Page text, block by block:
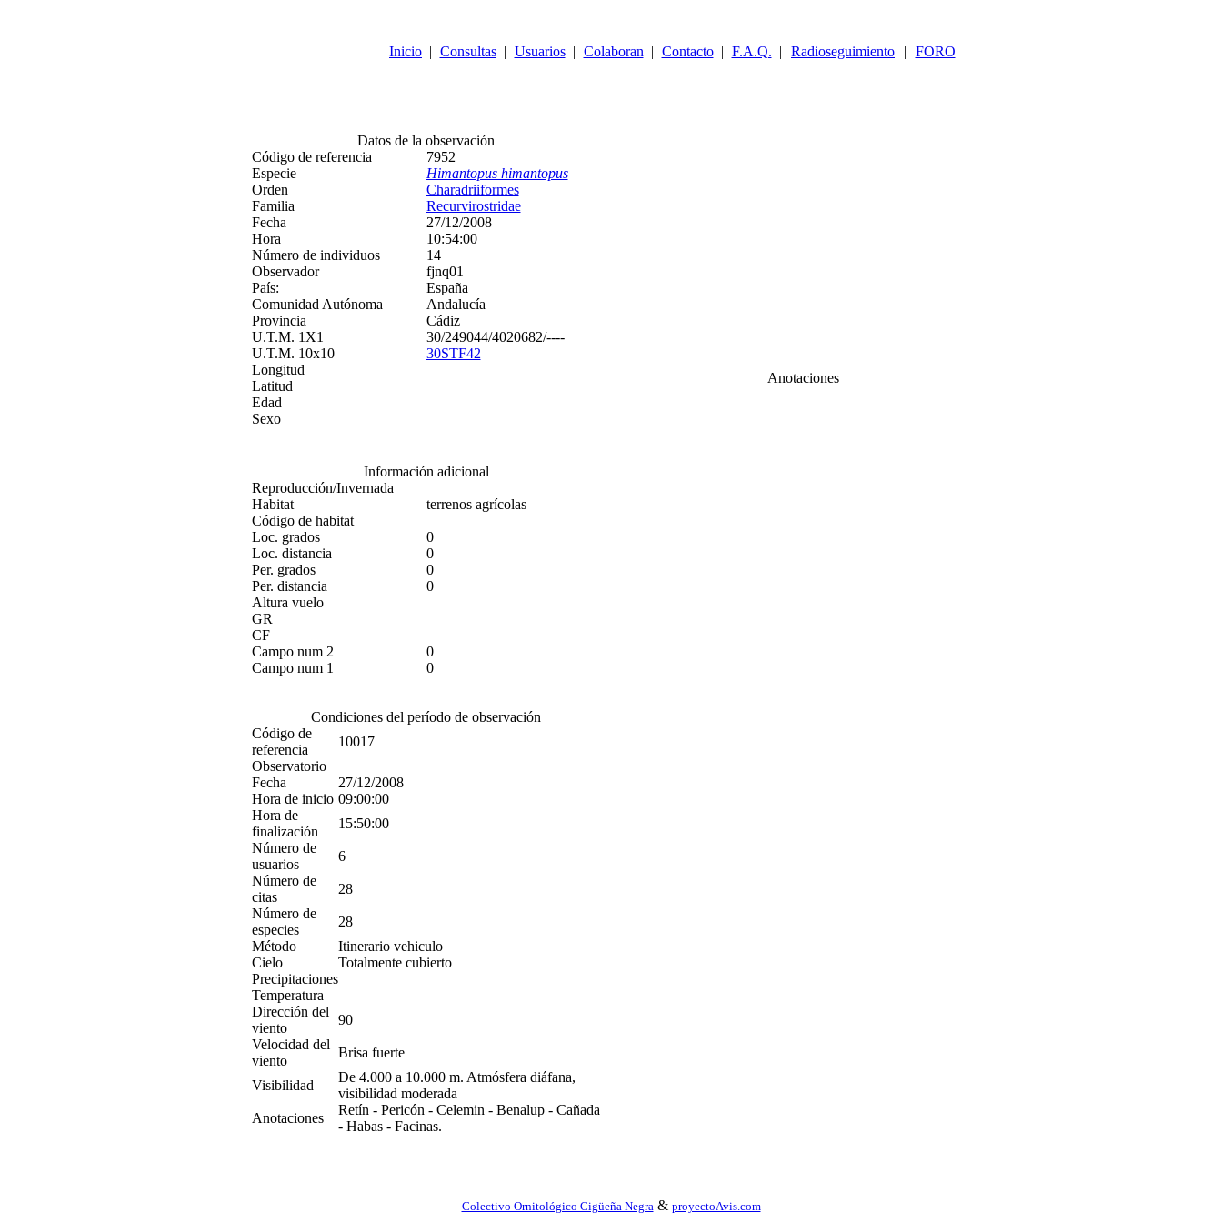
Inicio | Consultas | Usuarios | Colaboran | Contacto | F.A.Q. | Radioseguimiento | FORO
Datos de la observación
Código de referencia
7952
Especie
Himantopus himantopus
Orden
Charadriiformes
Familia
Recurvirostridae
Fecha
27/12/2008
Hora
10:54:00
Número de individuos
14
Observador
fjnq01
País:
España
Comunidad Autónoma
Andalucía
Provincia
Cádiz
U.T.M. 1X1
30/249044/4020682/----
U.T.M. 10x10
30STF42
Longitud
Latitud
Edad
Sexo
Anotaciones
Información adicional
Reproducción/Invernada
Habitat
terrenos agrícolas
Código de habitat
Loc. grados
0
Loc. distancia
0
Per. grados
0
Per. distancia
0
Altura vuelo
GR
CF
Campo num 2
0
Campo num 1
0
Condiciones del período de observación
Código de
referencia
10017
Observatorio
Fecha
27/12/2008
Hora de inicio 09:00:00
Hora de
finalización
15:50:00
Número de
usuarios
6
Número de
citas
28
Número de
especies
28
Método
Itinerario vehiculo
Cielo
Totalmente cubierto
Precipitaciones
Temperatura
Dirección del
viento
90
Velocidad del
viento
Brisa fuerte
Visibilidad
De 4.000 a 10.000 m. Atmósfera diáfana,
visibilidad moderada
Anotaciones
Retín - Pericón - Celemin - Benalup - Cañada
- Habas - Facinas.
Colectivo Ornitológico Cigüeña Negra & proyectoAvis.com